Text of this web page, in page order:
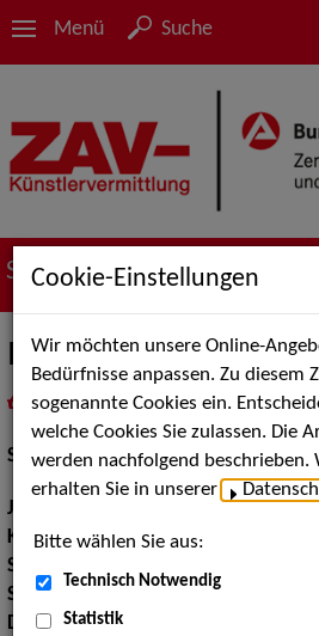
Menü Suche
Suche nach Künstler*innen
Irina Ries
inMeine Merklistelegen
Schauspiel:Film und TV, Bühne
Jahrgang:
Körpergröße:165 cm
Sport:
Sprachen:
Englisch, Niederländisch
Dialekte:Hessisch
Cookie-Einstellungen
Wir möchten unsere Online-
Bedürfnisse anpassen. Zu diesem
sogenannte Cookies ein.
welche Cookies Sie zulassen. Die
werden nachfolgend beschrieben.
erhalten Sie in unserer
Bitte wählen Sie aus:
Technisch Notwendig
Statistik